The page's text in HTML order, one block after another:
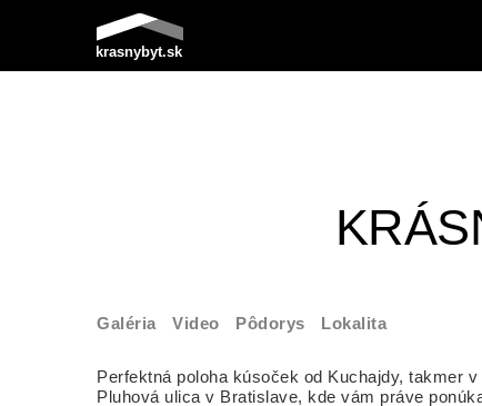
Galéria Video Pôdorys Lokalita
Perfektná poloha kúsoček od Kuchajdy, takmer
Pluhová ulica v Bratislave, kde vám práve